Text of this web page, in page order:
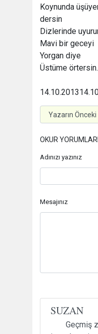
Koynunda
dersin
Dizlerinde
Mavi bir geceyi
Yorgan diye
Üstüme örtersin.
14.10.2013
OKUR YORUMLARI
Adınızı yazınız
Mesajınız
SUZAN
Geçmiş